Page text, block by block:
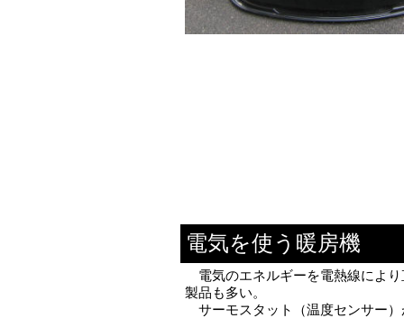
電気を使う暖房機
電気のエネルギーを電熱線によ
製品も多い。
サーモスタット（温度センサー